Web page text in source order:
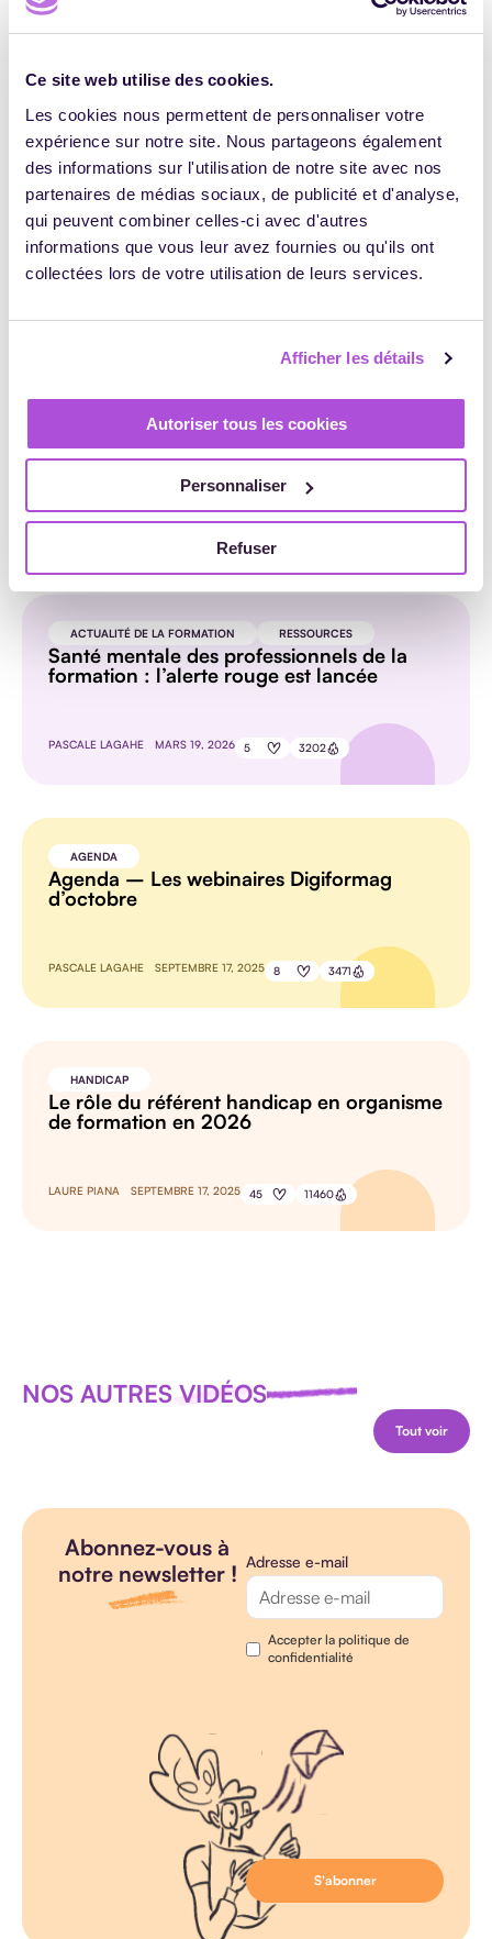
Ce site web utilise des cookies.
Les cookies nous permettent de personnaliser votre
expérience sur notre site. Nous partageons également
des informations sur l'utilisation de notre site avec nos
partenaires de médias sociaux, de publicité et d'analyse,
qui peuvent combiner celles-ci avec d'autres
informations que vous leur avez fournies ou qu'ils ont
collectées lors de votre utilisation de leurs services.
Afficher les détails
Autoriser tous les cookies
Personnaliser
Refuser
D’un point de vue marketing, le digital ouvre de
gratuitement pour augmenter l’usage du digital chez les
futurs apprenants et ainsi faire connaître son expertise et
acquérir plus de participants. Pour reprendre les mots
de Xavier “en digital, on cherche à faire du volume !”.
Jade Atoui
sein de Digiforma au travers de nos
Digiforma Veille, ou encore l'Academy !
SUR LE MÊME SUJET
ACTUALITÉ DE LA FORMATION RESSOURCES
Santé mentale des professionnels de la
formation : l’alerte rouge est lancée
PASCALE LAGAHE MARS 19, 2026 5 3202
AGENDA
Agenda – Les webinaires Digiformag
d’octobre
PASCALE LAGAHE SEPTEMBRE 17, 2025 8 3471
HANDICAP
Le rôle du référent handicap en organisme
de formation en 2026
LAURE PIANA SEPTEMBRE 17, 2025 45 11460
NOS AUTRES VIDÉOS
Tout voir
Abonnez-vous à
notre newsletter ! Adresse e-mail
Accepter la politique de
confidentialité